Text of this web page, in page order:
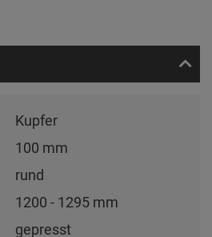
Kupfer
100 mm
rund
1200 - 1295 mm
gepresst